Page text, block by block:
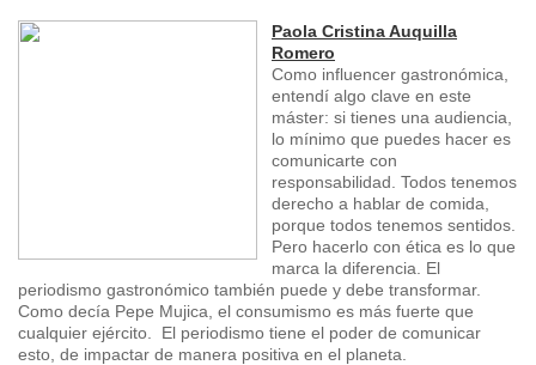
Paola Cristina Auquilla
Romero
Como influencer gastronómica,
entendí algo clave en este
máster: si tienes una audiencia,
lo mínimo que puedes hacer es
comunicarte con
responsabilidad. Todos tenemos
derecho a hablar de comida,
porque todos tenemos sentidos.
Pero hacerlo con ética es lo que
marca la diferencia. El
periodismo gastronómico también puede y debe transformar.
Como decía Pepe Mujica, el consumismo es más fuerte que
cualquier ejército. El periodismo tiene el poder de comunicar
esto, de impactar de manera positiva en el planeta.